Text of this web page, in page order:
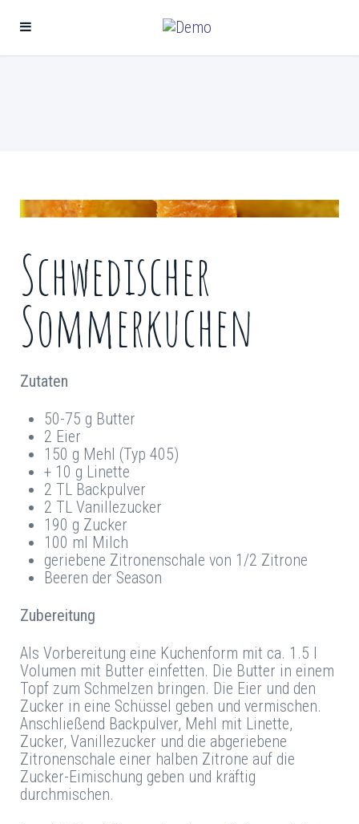
Schwedischer
Sommerkuchen
Zutaten
50-75 g Butter
2 Eier
150 g Mehl (Typ 405)
+ 10 g Linette
2 TL Backpulver
2 TL Vanillezucker
190 g Zucker
100 ml Milch
geriebene Zitronenschale von 1/2 Zitrone
Beeren der Season
Zubereitung
Als Vorbereitung eine Kuchenform mit ca. 1.5 l
Volumen mit Butter einfetten. Die Butter in einem
Topf zum Schmelzen bringen. Die Eier und den
Zucker in eine Schüssel geben und vermischen.
Anschließend Backpulver, Mehl mit Linette,
Zucker, Vanillezucker und die abgeriebene
Zitronenschale einer halben Zitrone auf die
Zucker-Eimischung geben und kräftig
durchmischen.